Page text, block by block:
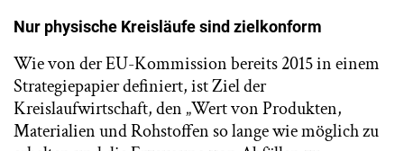
Nur physische Kreisläufe sind zielkonform
Wie von der EU-Kommission bereits 2015 in einem
Strategiepapier definiert, ist Ziel der
Kreislaufwirtschaft, den „Wert von Produkten,
Materialien und Rohstoffen so lange wie möglich zu